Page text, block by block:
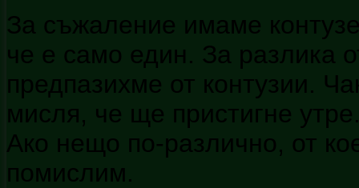
За съжаление имаме
че е само един. За разлика
предпазихме от контузии.
мисля, че ще пристигне
Ако нещо по-различно, от
помислим.